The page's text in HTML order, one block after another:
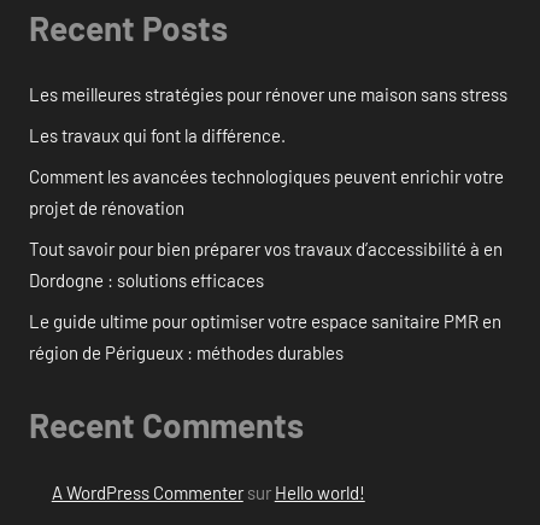
Recent Posts
Les meilleures stratégies pour rénover une maison sans stress
Les travaux qui font la différence.
Comment les avancées technologiques peuvent enrichir votre
projet de rénovation
Tout savoir pour bien préparer vos travaux d’accessibilité à en
Dordogne : solutions efficaces
Le guide ultime pour optimiser votre espace sanitaire PMR en
région de Périgueux : méthodes durables
Recent Comments
A WordPress Commentersur Hello world!